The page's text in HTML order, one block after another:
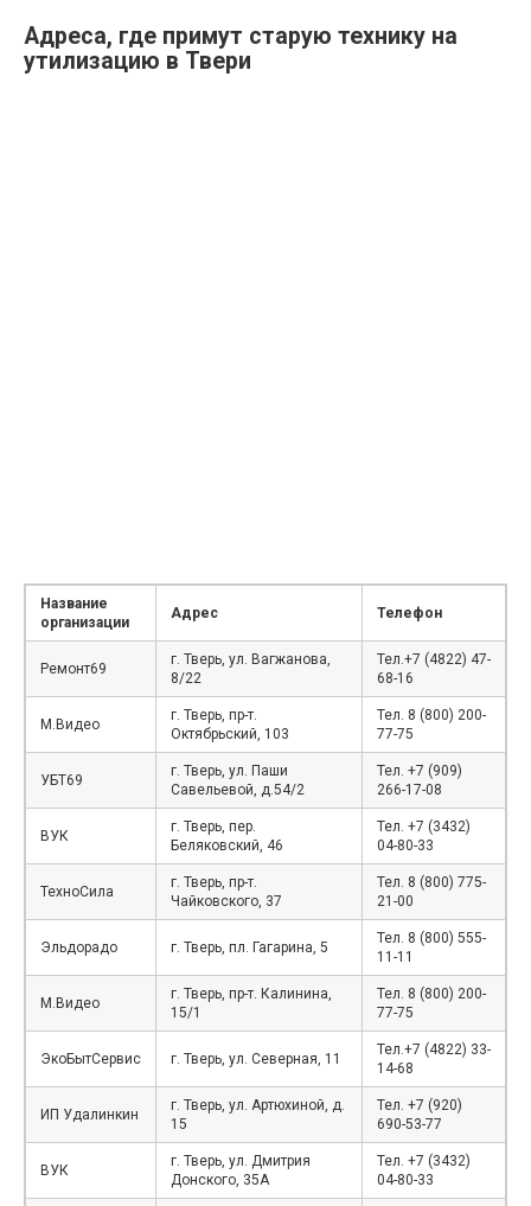
Адреса, где примут старую технику на
утилизацию в Твери
Название
организации
Адрес Телефон
Ремонт69
г. Тверь, ул. Вагжанова,
8/22
Тел.+7 (4822) 47-
68-16
М.Видео
г. Тверь, пр-т.
Октябрьский, 103
Тел. 8 (800) 200-
77-75
УБТ69
г. Тверь, ул. Паши
Савельевой, д.54/2
Тел. +7 (909)
266-17-08
ВУК
г. Тверь, пер.
Беляковский, 46
Тел. +7 (3432)
04-80-33
ТехноСила
г. Тверь, пр-т.
Чайковского, 37
Тел. 8 (800) 775-
21-00
Эльдорадо г. Тверь, пл. Гагарина, 5
Тел. 8 (800) 555-
11-11
М.Видео
г. Тверь, пр-т. Калинина,
15/1
Тел. 8 (800) 200-
77-75
ЭкоБытСервис г. Тверь, ул. Северная, 11
Тел.+7 (4822) 33-
14-68
ИП Удалинкин
г. Тверь, ул. Артюхиной, д.
15
Тел. +7 (920)
690-53-77
ВУК
г. Тверь, ул. Дмитрия
Донского, 35А
Тел. +7 (3432)
04-80-33